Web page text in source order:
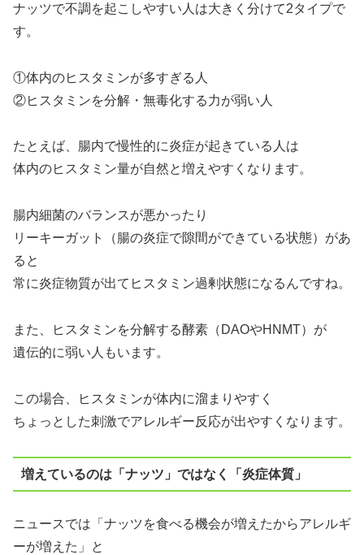
ナッツで不調を起こしやすい人は大きく分けて2タイプで
す。
①体内のヒスタミンが多すぎる人
②ヒスタミンを分解・無毒化する力が弱い人
たとえば、腸内で慢性的に炎症が起きている人は
体内のヒスタミン量が自然と増えやすくなります。
腸内細菌のバランスが悪かったり
リーキーガット（腸の炎症で隙間ができている状態）があ
ると
常に炎症物質が出てヒスタミン過剰状態になるんですね。
また、ヒスタミンを分解する酵素（DAOやHNMT）が
遺伝的に弱い人もいます。
この場合、ヒスタミンが体内に溜まりやすく
ちょっとした刺激でアレルギー反応が出やすくなります。
増えているのは「ナッツ」ではなく「炎症体質」
ニュースでは「ナッツを食べる機会が増えたからアレルギ
ーが増えた」と